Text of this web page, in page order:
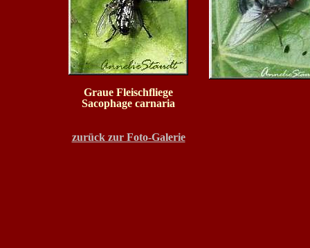
Graue Fleischfliege
Sacophage carnaria
zurück zur Foto-Galerie